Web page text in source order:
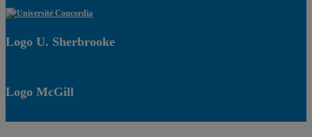
Logo U. Sherbrooke
Logo McGill